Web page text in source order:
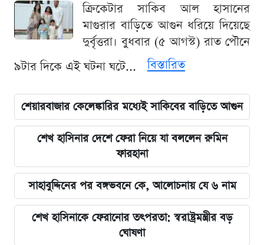
ক্রিকেটার সাকিব আল হাসানের
মাগুরার বাড়িতে আগুন ধরিয়ে দিয়েছে
দুর্বৃত্তরা। বুধবার (৫ আগস্ট) রাত পৌনে
৯টার দিকে এই ঘটনা ঘটে...
বিস্তারিত
শেয়ারবাজার কেলেঙ্কারির মধ্যেই সাকিবের বাড়িতে আগুন
শেখ হাসিনার দেশে ফেরা নিয়ে যা বললেন রুমিন
ফারহানা
সাহাবুদ্দিনের পর বঙ্গভবনে কে, আলোচনায় যে ৬ নাম
শেখ হাসিনাকে ফেরানোর তৎপরতা: স্বরাষ্ট্রমন্ত্রীর বড়
ঘোষণা